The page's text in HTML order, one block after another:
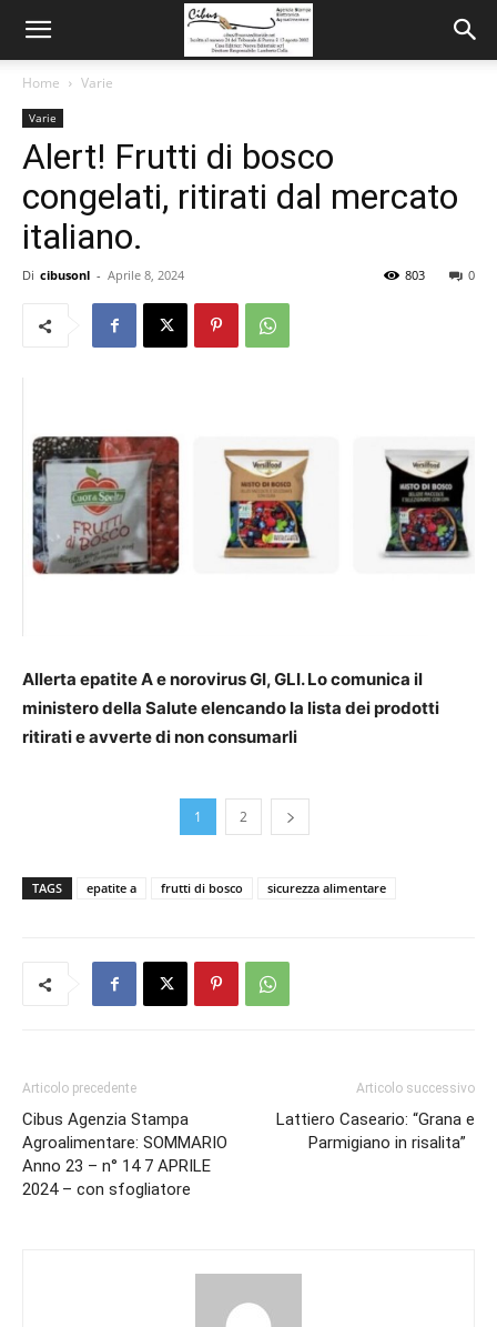
Home Varie
Varie
Alert! Frutti di bosco
congelati, ritirati dal mercato
italiano.
Di cibusonl - Aprile 8, 2024 0
803
Allerta epatite A e norovirus GI, GLI. Lo comunica il
ministero della Salute elencando la lista dei prodotti
ritirati e avverte di non consumarli
1 2
TAGS epatite a frutti di bosco sicurezza alimentare
Articolo precedente
Cibus Agenzia Stampa
Agroalimentare: SOMMARIO
Anno 23 – n° 14 7 APRILE
2024 – con sfogliatore
Articolo successivo
Lattiero Caseario: “Grana e
Parmigiano in risalita”